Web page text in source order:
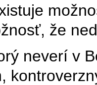
že
neverí v